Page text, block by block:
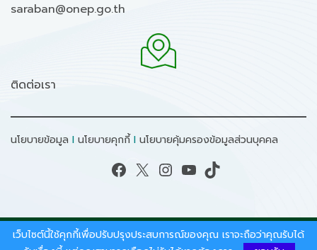
saraban@onep.go.th
ติดต่อเรา
นโยบายข้อมูล I นโยบายคุกกี้ I นโยบายคุ้มครองข้อมูลส่วนบุคคล
Facebook X Instagram YouTube TikTok
สงวนลิขสิทธิ์ © 2026 - สำนักงานนโยบายและแผน
เว็บไซต์นี้ใช้คุกกี้เพื่อปรับปรุงประสบการณ์ของคุณ เราจะถือว่าคุณรับได้